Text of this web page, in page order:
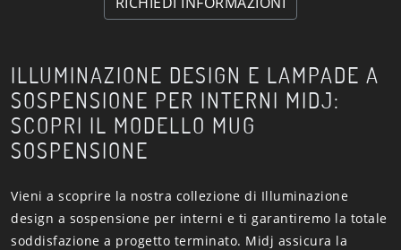
ILLUMINAZIONE DESIGN E LAMPADE A
SOSPENSIONE PER INTERNI MIDJ:
SCOPRI IL MODELLO MUG
SOSPENSIONE
Vieni a scoprire la nostra collezione di Illuminazione
design a sospensione per interni e ti garantiremo la totale
soddisfazione a progetto terminato. Midj assicura la